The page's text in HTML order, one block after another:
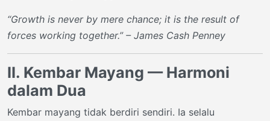
“Growth is never by mere chance; it is the result of
forces working together.” – James Cash Penney
II. Kembar Mayang — Harmoni
dalam Dua
Kembar mayang tidak berdiri sendiri. Ia selalu